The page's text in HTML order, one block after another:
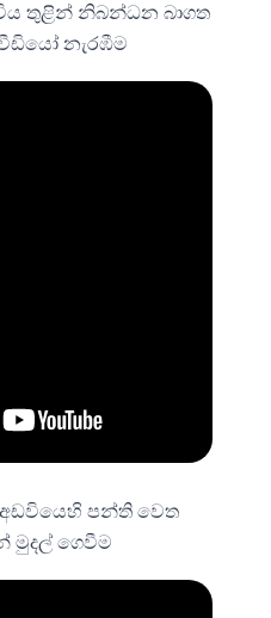
තුළින් නිබන්ධන බාගත
නැරඹීම
අඩවියෙහි පන්ති වෙත
මුදල් ගෙවීම